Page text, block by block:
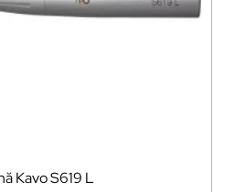
Kavo S619 L